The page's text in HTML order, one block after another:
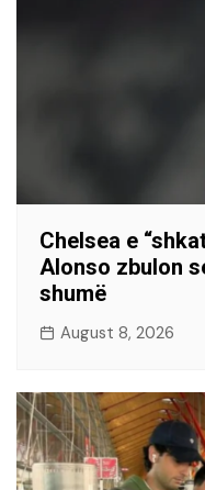
Chelsea e
Alonso zbulon
shumë
August 8, 2026